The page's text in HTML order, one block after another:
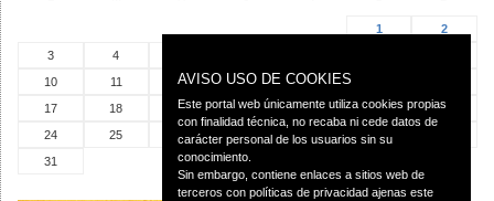
1
2
3
4
10
11 12 13 14
17
18 19 20 21 22
23
24
25 26 27 28 29
31
AVISO USO DE COOKIES
Este portal web únicamente utiliza cookies propias
con finalidad técnica, no recaba ni cede datos de
carácter personal de los usuarios sin su
conocimiento.
Sin embargo, contiene enlaces a sitios web de
terceros con políticas de privacidad ajenas este